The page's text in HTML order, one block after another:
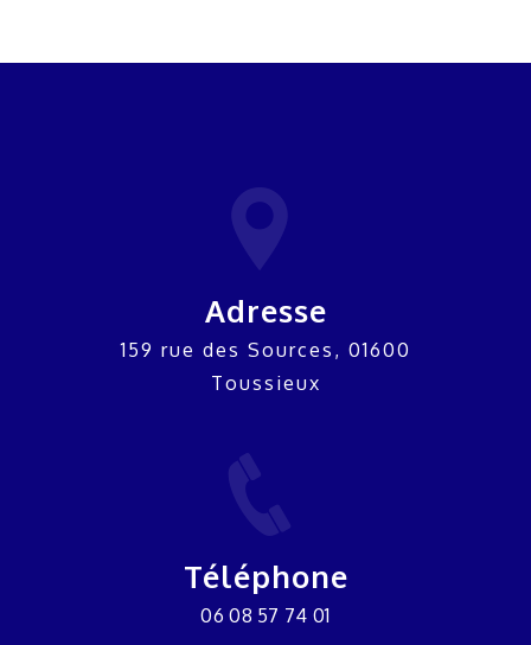
Adresse
159 rue des Sources, 01600
Toussieux
Téléphone
06 08 57 74 01